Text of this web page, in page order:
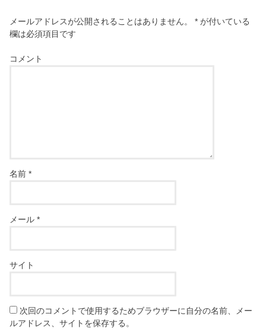
メールアドレスが公開されることはありません。 * が付いている
欄は必須項目です
コメント
名前*
メール*
サイト
次回のコメントで使用するためブラウザーに自分の名前、メー
ルアドレス、サイトを保存する。